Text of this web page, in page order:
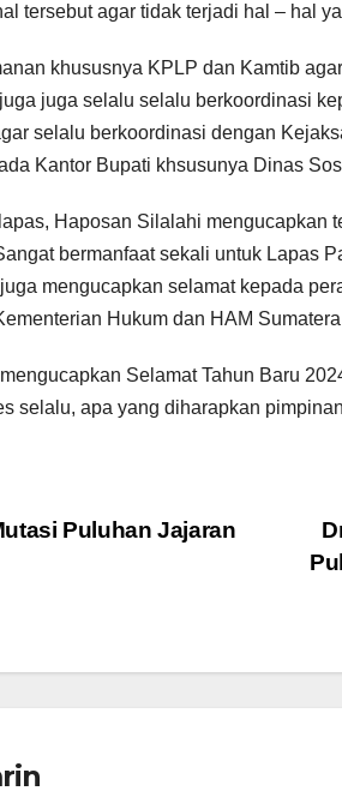
tersebut agar tidak terjadi hal – hal
khususnya KPLP dan Kamtib
juga selalu selalu berkoordinasi
selalu berkoordinasi dengan
Kantor Bupati khsusunya Dinas
Haposan Silalahi mengucapkan
bermanfaat sekali untuk Lapas
mengucapkan selamat kepada
Hukum dan HAM
Selamat Tahun Baru
selalu, apa yang diharapkan
Puluhan Jajaran